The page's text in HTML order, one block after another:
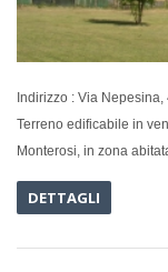
Indirizzo : Via
Terreno edificabile in
Monterosi, in zona
DETTAGLI